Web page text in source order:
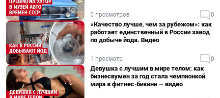
0 просмотров 0
«Качество лучше, чем за рубежом»: как
работает единственный в России завод
по добыче йода. Видео
1 просмотр 0
Девушка с лучшим в мире телом: как
бизнесвумен за год стала чемпионкой
мира в фитнес-бикини — видео